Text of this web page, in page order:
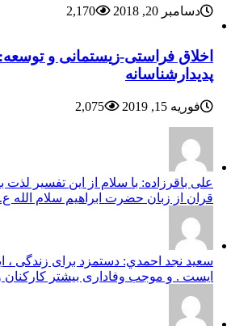
دسامبر 20, 2018 2,170
اخلاق فراستی-زیستمانی و
پدیدارشناسانه
فوریه 15, 2019 2,075
علی باقرزاده: با سلام از این تفسیر لذت
قران از زبان حضرت ابراهیم سلام الله
سعيد نجد احمدي: دستمزد برای زندگی ،
ایست . و موجب وفاداری بیشتر